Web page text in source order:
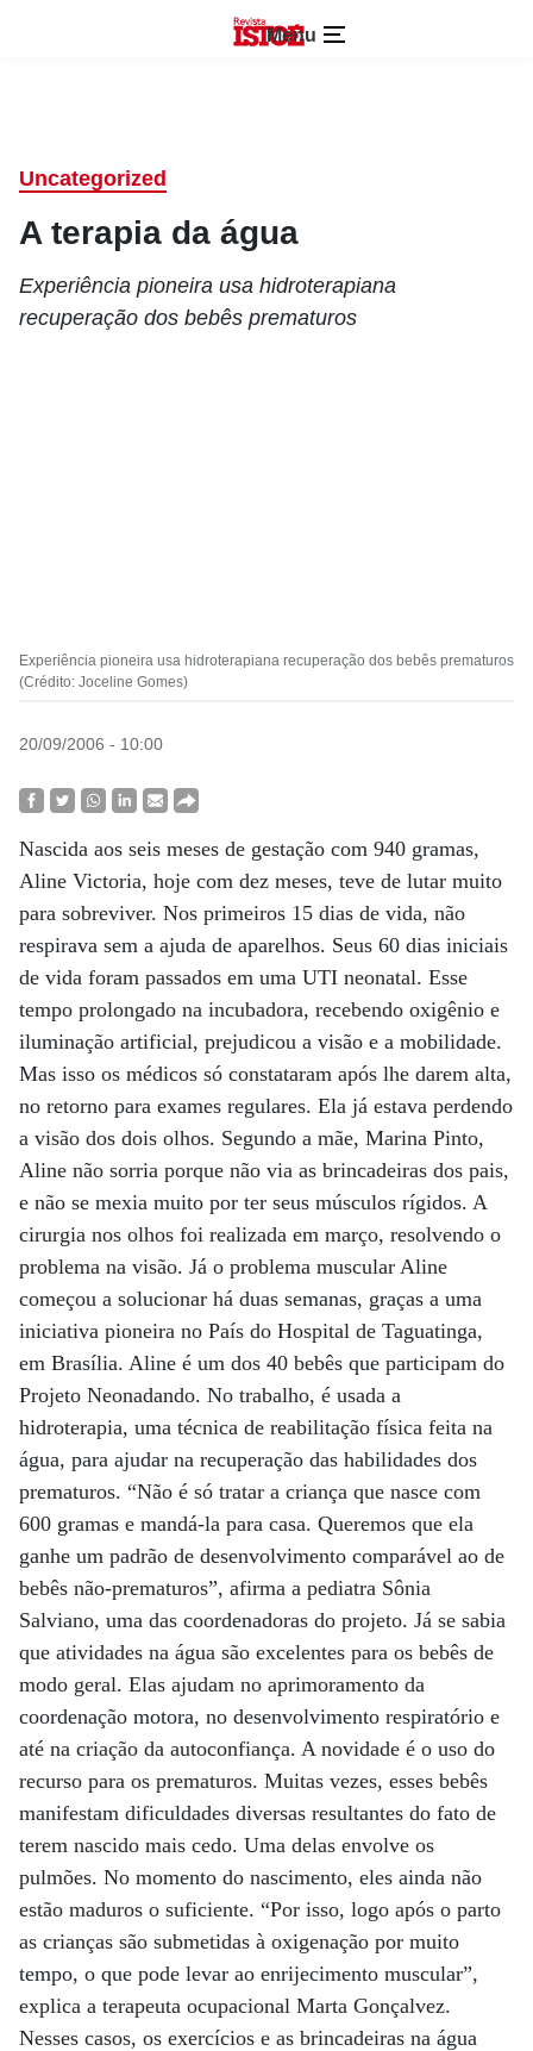
Menu
Uncategorized
A terapia da água
Experiência pioneira usa hidroterapiana
recuperação dos bebês prematuros
Experiência pioneira usa hidroterapiana recuperação dos bebês prematuros
(Crédito: Joceline Gomes)
20/09/2006 - 10:00
Nascida aos seis meses de gestação com 940 gramas,
Aline Victoria, hoje com dez meses, teve de lutar muito
para sobreviver. Nos primeiros 15 dias de vida, não
respirava sem a ajuda de aparelhos. Seus 60 dias iniciais
de vida foram passados em uma UTI neonatal. Esse
tempo prolongado na incubadora, recebendo oxigênio e
iluminação artificial, prejudicou a visão e a mobilidade.
Mas isso os médicos só constataram após lhe darem alta,
no retorno para exames regulares. Ela já estava perdendo
a visão dos dois olhos. Segundo a mãe, Marina Pinto,
Aline não sorria porque não via as brincadeiras dos pais,
e não se mexia muito por ter seus músculos rígidos. A
cirurgia nos olhos foi realizada em março, resolvendo o
problema na visão. Já o problema muscular Aline
começou a solucionar há duas semanas, graças a uma
iniciativa pioneira no País do Hospital de Taguatinga,
em Brasília. Aline é um dos 40 bebês que participam do
Projeto Neonadando. No trabalho, é usada a
hidroterapia, uma técnica de reabilitação física feita na
água, para ajudar na recuperação das habilidades dos
prematuros. “Não é só tratar a criança que nasce com
600 gramas e mandá-la para casa. Queremos que ela
ganhe um padrão de desenvolvimento comparável ao de
bebês não-prematuros”, afirma a pediatra Sônia
Salviano, uma das coordenadoras do projeto. Já se sabia
que atividades na água são excelentes para os bebês de
modo geral. Elas ajudam no aprimoramento da
coordenação motora, no desenvolvimento respiratório e
até na criação da autoconfiança. A novidade é o uso do
recurso para os prematuros. Muitas vezes, esses bebês
manifestam dificuldades diversas resultantes do fato de
terem nascido mais cedo. Uma delas envolve os
pulmões. No momento do nascimento, eles ainda não
estão maduros o suficiente. “Por isso, logo após o parto
as crianças são submetidas à oxigenação por muito
tempo, o que pode levar ao enrijecimento muscular”,
explica a terapeuta ocupacional Marta Gonçalvez.
Nesses casos, os exercícios e as brincadeiras na água